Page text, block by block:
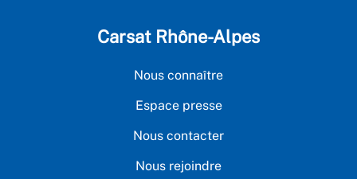
Carsat Rhône-Alpes
Nous connaître
Espace presse
Nous contacter
Nous rejoindre